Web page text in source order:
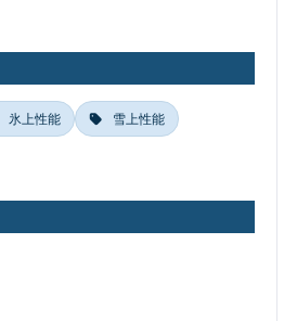
氷上性能 雪上性能